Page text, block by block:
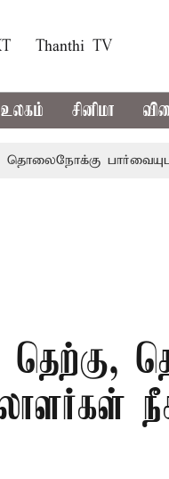
Thanthi TV
உலகம் சினிமா
பார்வையுடன்